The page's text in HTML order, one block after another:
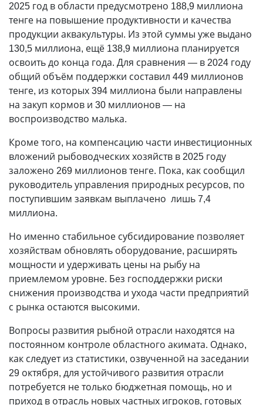
2025 год в области предусмотрено 188,9 миллиона
тенге на повышение продуктивнос­ти и качества
продукции аквакультуры. Из этой суммы уже выдано
130,5 миллиона, ещё 138,9 миллиона планируется
освоить до конца года. Для сравнения — в 2024 году
общий объём поддержки составил 449 миллионов
тенге, из которых 394 миллиона были направлены
на закуп кормов и 30 миллионов — на
воспроизводство малька.
Кроме того, на компенсацию части инвестиционных
вложений рыбоводческих хозяйств в 2025 году
заложено 269 миллионов тенге. Пока, как сообщил
руководитель управления природных ресурсов, по
поступившим заявкам выплачено лишь 7,4
миллиона.
Но именно стабильное субсидирование позволяет
хозяйствам обновлять оборудование, расширять
мощности и удерживать цены на рыбу на
приемлемом уровне. Без господдержки риски
снижения производства и ухода части предприятий
с рынка остаются высокими.
Вопросы развития рыбной отрасли находятся на
постоянном контроле областного акимата. Однако,
как следует из статистики, озвученной на заседании
29 октября, для устойчивого развития отрасли
потребуется не только бюджетная помощь, но и
приход в отрасль новых частных игроков, готовых